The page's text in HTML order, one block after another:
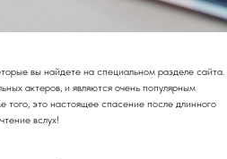
вы найдете на специальном разделе сайта.
актеров, и являются очень популярным
это настоящее спасение после длинного
вслух!